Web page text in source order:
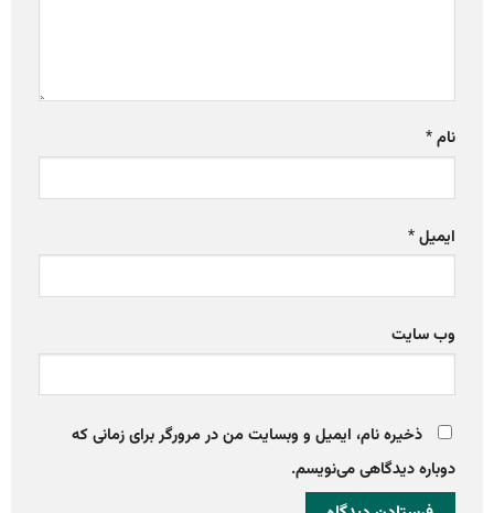
نام*
ایمیل*
وب‌ سایت
ذخیره نام، ایمیل و وبسایت من در مرورگر برای زمانی که
دوباره دیدگاهی می‌نویسم.